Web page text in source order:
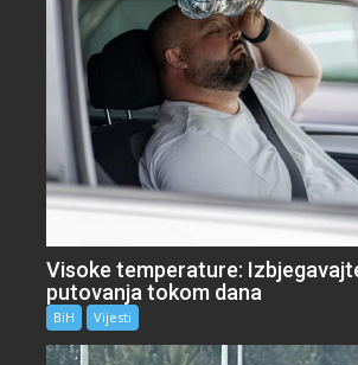
Visoke temperature:
putovanja tokom dana
BiH Vijesti